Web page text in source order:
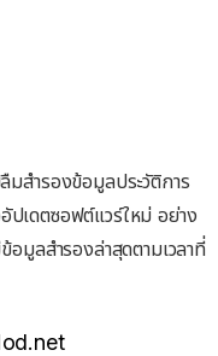
สำรองข้อมูลประวัติการ
ปเดตซอฟต์แวร์ใหม่ อย่าง
มูลสำรองล่าสุดตามเวลาที่